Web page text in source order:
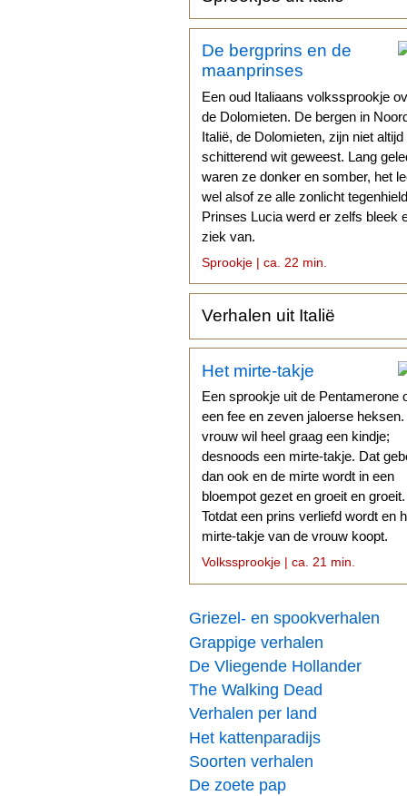
De bergprins en de
maanprinses
Een oud Italiaans volkssprookje
de Dolomieten. De bergen in
Italië, de Dolomieten, zijn niet altijd
schitterend wit geweest. Lang
waren ze donker en somber, het
wel alsof ze alle zonlicht
Prinses Lucia werd er zelfs bleek
ziek van.
Sprookje | ca. 22 min.
Verhalen uit Italië
Het mirte-takje
Een sprookje uit de Pentamerone
een fee en zeven jaloerse
vrouw wil heel graag een kindje;
desnoods een mirte-takje. Dat
dan ook en de mirte wordt in een
bloempot gezet en groeit en groeit.
Totdat een prins verliefd wordt en
mirte-takje van de vrouw koopt.
Volkssprookje | ca. 21 min.
Griezel- en spookverhalen
Grappige verhalen
De Vliegende Hollander
The Walking Dead
Verhalen per land
Het kattenparadijs
Soorten verhalen
De zoete pap